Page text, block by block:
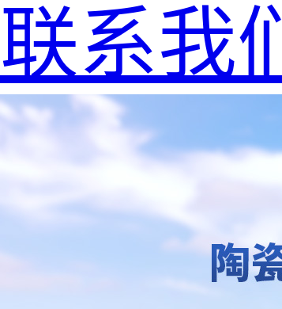
联系我们